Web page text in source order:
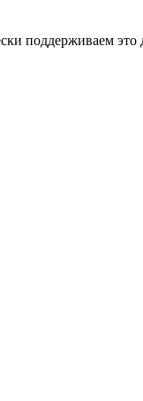
поддерживаем это